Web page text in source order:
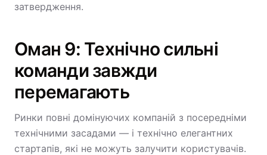
затвердження.
Оман 9: Технічно сильні
команди завжди
перемагають
Ринки повні домінуючих компаній з посередніми
технічними засадами — і технічно елегантних
стартапів, які не можуть залучити користувачів.